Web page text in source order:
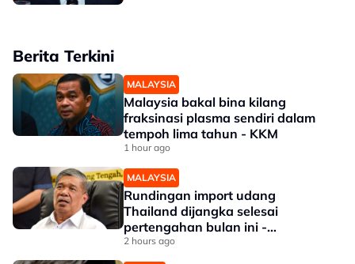
Berita Terkini
MALAYSIA
Malaysia bakal bina kilang
fraksinasi plasma sendiri dalam
tempoh lima tahun - KKM
1 hour ago
MALAYSIA
Rundingan import udang
Thailand dijangka selesai
pertengahan bulan ini -
Mohamad
2 hours ago